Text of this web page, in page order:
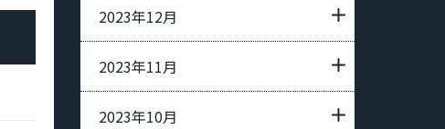
2023年12月
2023年11月
2023年10月